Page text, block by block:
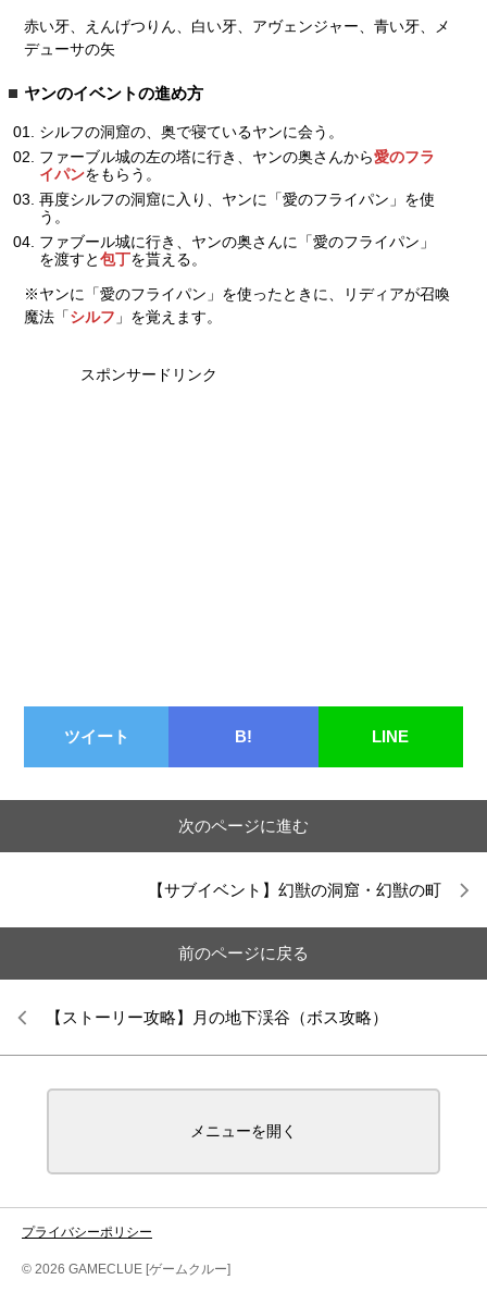
赤い牙、えんげつりん、白い牙、アヴェンジャー、青い牙、メ
デューサの矢
ヤンのイベントの進め方
シルフの洞窟の、奥で寝ているヤンに会う。
ファーブル城の左の塔に行き、ヤンの奥さんから愛のフラ
イパンをもらう。
再度シルフの洞窟に入り、ヤンに「愛のフライパン」を使
う。
ファブール城に行き、ヤンの奥さんに「愛のフライパン」
を渡すと包丁を貰える。
※ヤンに「愛のフライパン」を使ったときに、リディアが召喚
魔法「シルフ 」を覚えます。
スポンサードリンク
ツイート B! LINE
次のページに進む
【サブイベント】幻獣の洞窟・幻獣の町
前のページに戻る
【ストーリー攻略】月の地下渓谷（ボス攻略）
メニューを開く
プライバシーポリシー
© 2026 GAMECLUE [ゲームクルー]